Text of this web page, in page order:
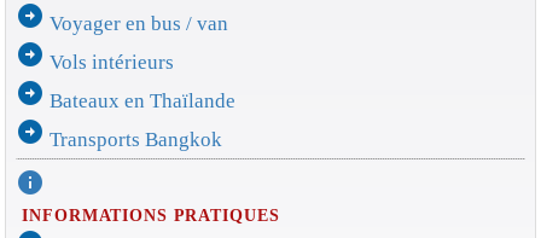
arrow_circle_right Voyager en bus / van
arrow_circle_right Vols intérieurs
arrow_circle_right Bateaux en Thaïlande
arrow_circle_right Transports Bangkok
info
INFORMATIONS PRATIQUES